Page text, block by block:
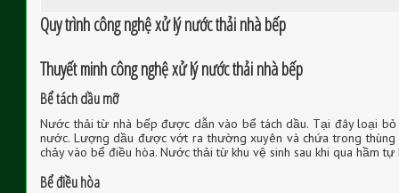
Quy trình công nghệ xử lý nước thải nhà bếp
Thuyết minh công nghệ xử lý nước thải nhà bếp
Bể tách dầu mỡ
Nước thải từ nhà bếp được dẫn vào bể tách dầu. Tại đây loại
nước. Lượng dầu được vớt ra thường xuyên và chứa trong
chảy vào bể điều hòa. Nước thải từ khu vệ sinh sau khi qua hầm
Bể điều hòa